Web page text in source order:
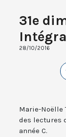
31e
28/10/2016
Marie-
des lectures
année C.